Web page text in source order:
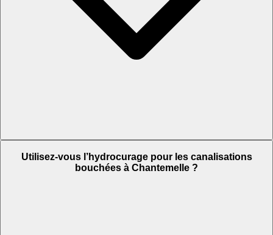
Utilisez-vous l’hydrocurage pour les canalisations
bouchées à Chantemelle ?